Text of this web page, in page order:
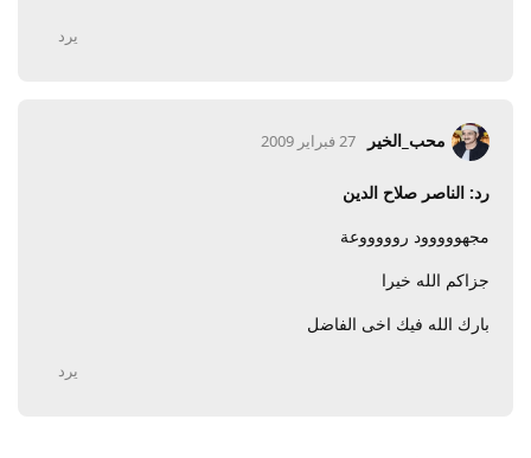
يرد
محب_الخير 27 فبراير 2009
رد: الناصر صلاح الدين
مجهووووود روووووعة
جزاكم الله خيرا
بارك الله فيك اخى الفاضل
يرد